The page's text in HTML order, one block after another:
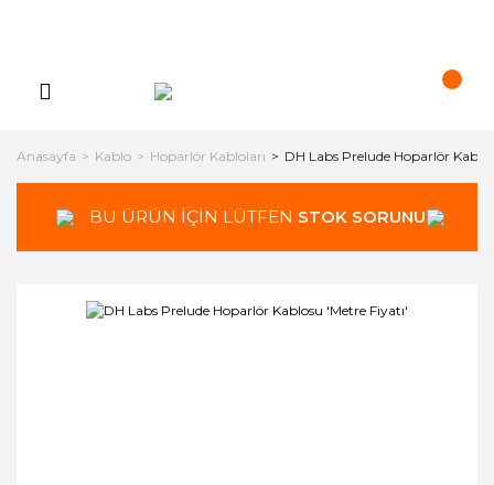
Anasayfa Kablo Hoparlör Kabloları DH Labs Prelude Hoparlör
BU ÜRÜN İÇİN LÜTFEN STOK SORUNUZ